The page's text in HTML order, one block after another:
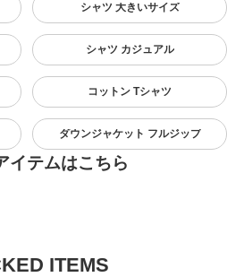
シャツ 大きいサイズ
シャツ カジュアル
コットン Tシャツ
ダウンジャケット フルジップ
イテムはこちら